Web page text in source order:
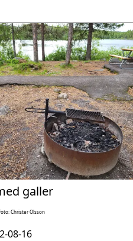
galler
Christer Olsson
08-16